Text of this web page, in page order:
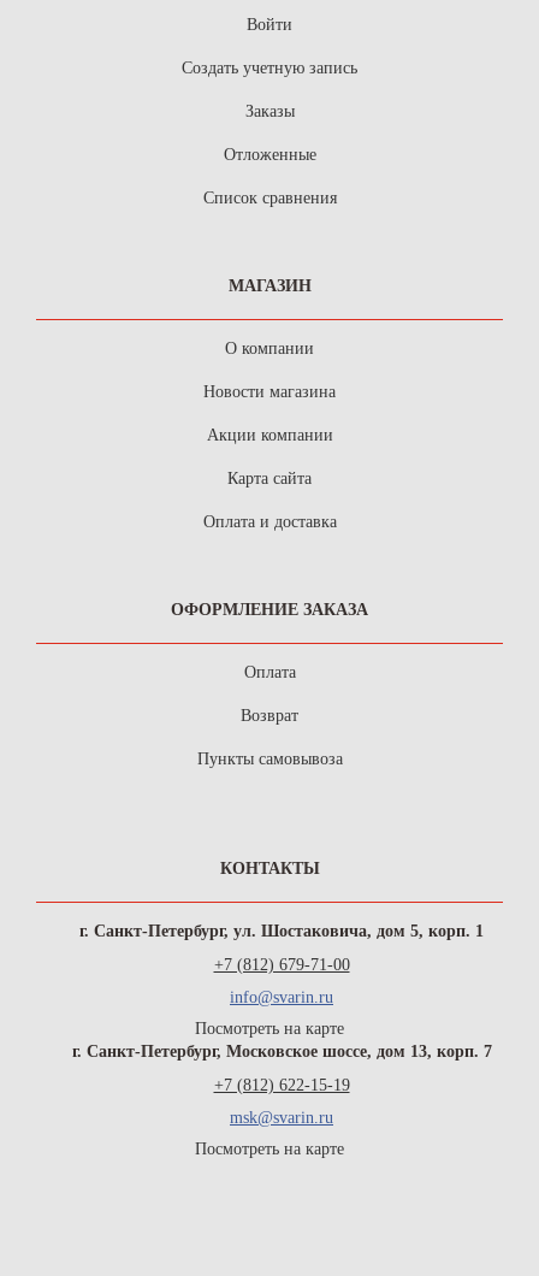
Войти
Создать учетную запись
Заказы
Отложенные
Список сравнения
МАГАЗИН
О компании
Новости магазина
Акции компании
Карта сайта
Оплата и доставка
ОФОРМЛЕНИЕ ЗАКАЗА
Оплата
Возврат
Пункты самовывоза
КОНТАКТЫ
г. Санкт-Петербург, ул. Шостаковича, дом 5, корп. 1
+7 (812) 679-71-00
info@svarin.ru
Посмотреть на карте
г. Санкт-Петербург, Московское шоссе, дом 13, корп. 7
+7 (812) 622-15-19
msk@svarin.ru
Посмотреть на карте